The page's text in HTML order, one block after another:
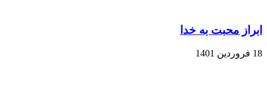
ابراز محبت به خدا
18 فروردین 1401